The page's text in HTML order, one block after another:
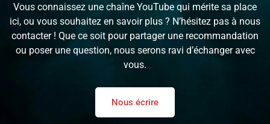
Vous connaissez une chaîne YouTube qui mérite sa place
ici, ou vous souhaitez en savoir plus ? N’hésitez pas à nous
contacter ! Que ce soit pour partager une recommandation
ou poser une question, nous serons ravi d’échanger avec
vous.
Nous écrire